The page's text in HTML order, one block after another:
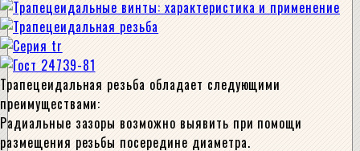
Трапецеидальная резьба обладает следующими
преимуществами:
Радиальные зазоры возможно выявить при помощи
размещения резьбы посередине диаметра.